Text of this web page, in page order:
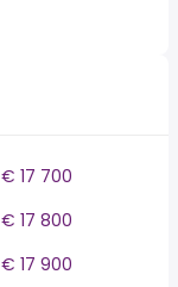
€ 17 700
€ 17 800
€ 17 900